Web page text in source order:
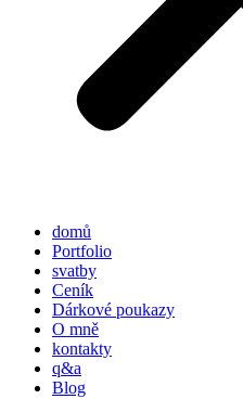
domů
Portfolio
svatby
Ceník
Dárkové poukazy
O mně
kontakty
q&a
Blog